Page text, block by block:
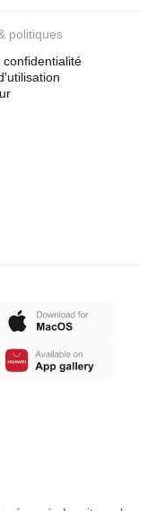
politiques
confidentialité